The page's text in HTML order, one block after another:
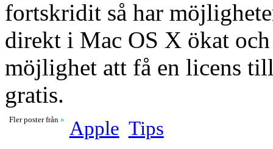
fortskridit så har
direkt i Mac OS X ökat
möjlighet att få en licens
gratis.
Fler poster från» Apple Tips